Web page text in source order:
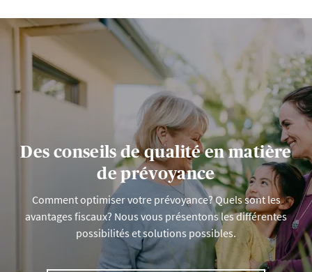
Des conseils de qualité en matière
de prévoyance
Comment optimiser votre prévoyance? Quels sont les
avantages fiscaux? Nous vous présentons les différentes
possibilités et solutions possibles.